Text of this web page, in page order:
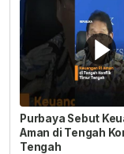
Purbaya Sebut
Aman di Tengah
Tengah